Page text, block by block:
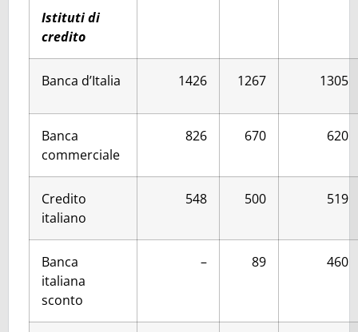
Istituti di
credito
Banca d’Italia 1426 1267 1305
Banca
commerciale
826 670 620
Credito
italiano
548 500 519
Banca
italiana
sconto
– 89 460